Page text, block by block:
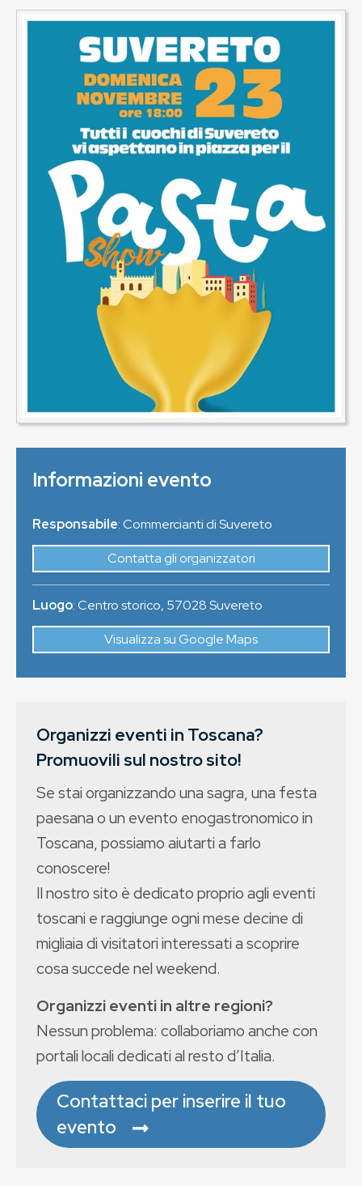
Informazioni evento
Responsabile: Commercianti di Suvereto
Contatta gli organizzatori
Luogo:Centro storico, 57028Suvereto
Visualizza su Google Maps
Organizzi eventi in Toscana?
Promuovili sul nostro sito!
Se stai organizzando una sagra, una festa
paesana o un evento enogastronomico in
Toscana, possiamo aiutarti a farlo
conoscere!
Il nostro sito è dedicato proprio agli eventi
toscani e raggiunge ogni mese decine di
migliaia di visitatori interessati a scoprire
cosa succede nel weekend.
Organizzi eventi in altre regioni?
Nessun problema: collaboriamo anche con
portali locali dedicati al resto d’Italia.
Contattaci per inserire il tuo
evento